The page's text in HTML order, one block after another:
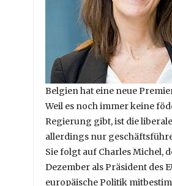
Belgien hat eine neue
Weil es noch immer keine
Regierung gibt, ist die
allerdings nur
Sie folgt auf Charles Michel,
Dezember als Präsident des
europäische Politik